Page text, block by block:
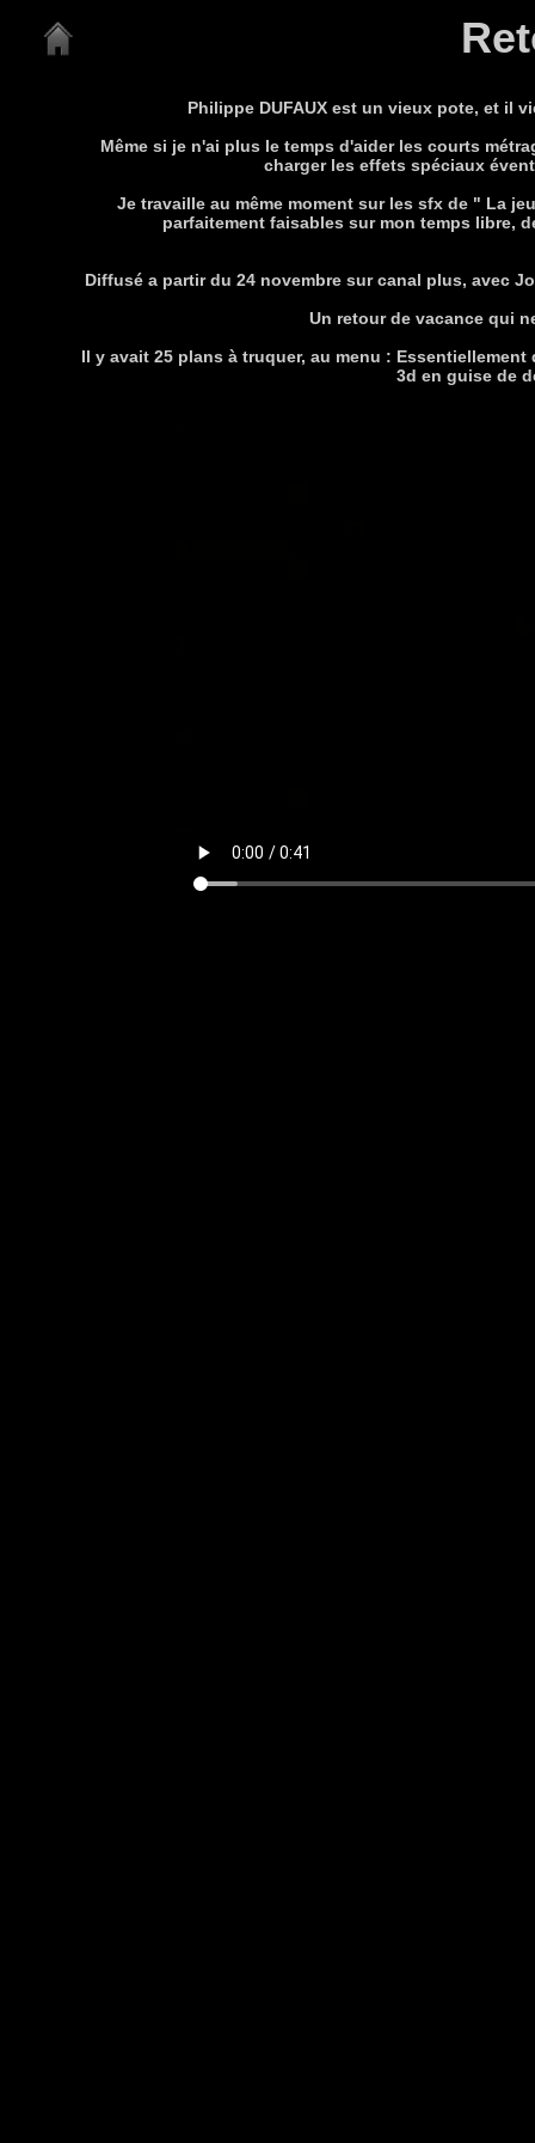
Philippe DUFAUX est un vieux pote, et il
Même si je n'ai plus le temps d'aider les courts
charger les effets spéciaux
Je travaille au même moment sur les sfx de " La
parfaitement faisables sur mon temps libre,
Diffusé a partir du 24 novembre sur canal plus, avec
Un retour de vacance qui
Il y avait 25 plans à truquer, au menu : Essentiellement
3d en guise de